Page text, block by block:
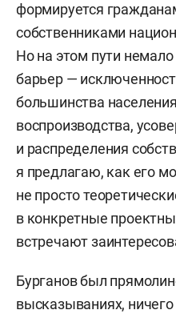
формируется
собственниками
Но на этом пути
барьер —
большинства
воспроизводства,
и распределения
я предлагаю, как его
не просто
в конкретные
встречают
Бурганов был
высказываниях,